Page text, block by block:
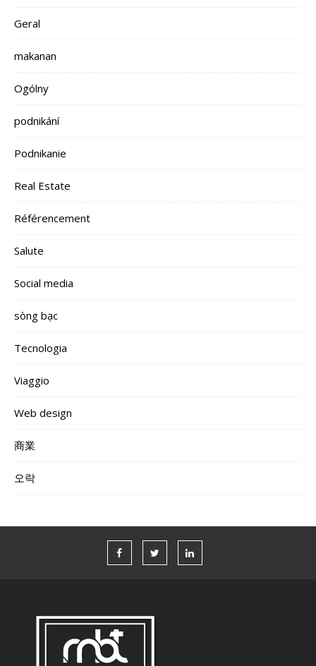
Geral
makanan
Ogólny
podnikání
Podnikanie
Real Estate
Référencement
Salute
Social media
sòng bạc
Tecnologia
Viaggio
Web design
商業
오락